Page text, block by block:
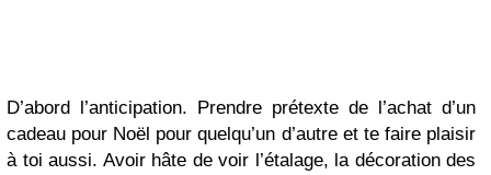
D’abord l’anticipation. Prendre prétexte de l’achat d’un
cadeau pour Noël pour quelqu’un d’autre et te faire plaisir
à toi aussi. Avoir hâte de voir l’étalage, la décoration des